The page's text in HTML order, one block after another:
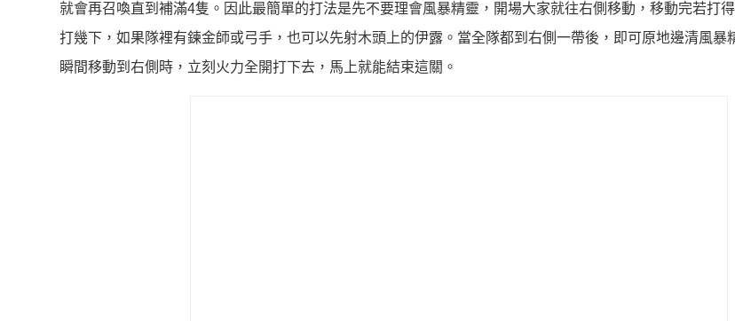
就會再召喚直到補滿4隻。因此最簡單的打法是先不要理會風暴精靈，開場大家就往右側移動，移動完若打
打幾下，如果隊裡有鍊金師或弓手，也可以先射木頭上的伊露。當全隊都到右側一帶後，即可原地邊清風暴
瞬間移動到右側時，立刻火力全開打下去，馬上就能結束這關。